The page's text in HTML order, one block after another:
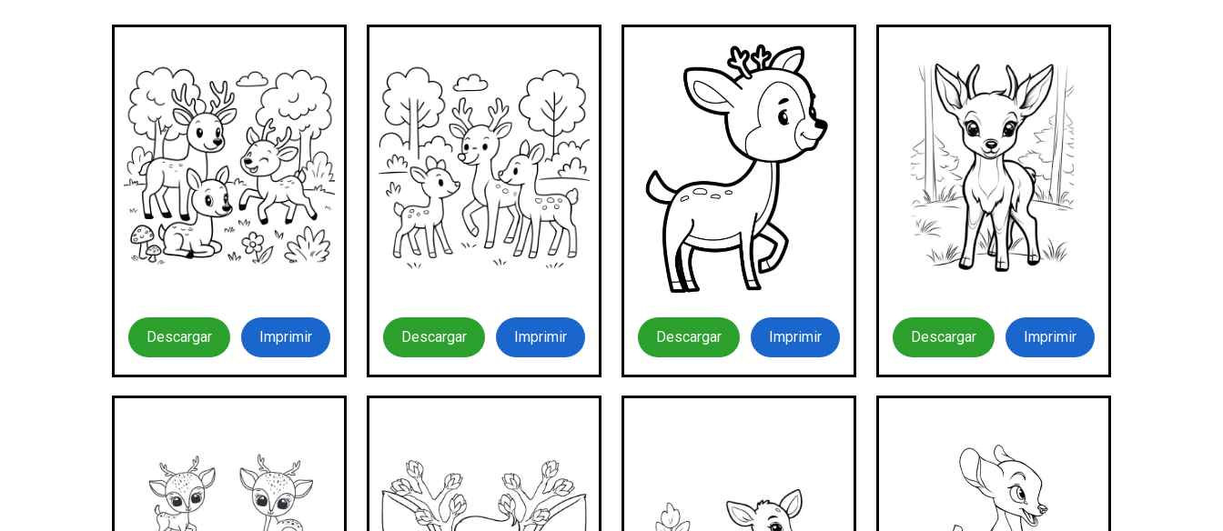
Descargar Imprimir Descargar Imprimir Descargar Imprimir Descargar Imprimir